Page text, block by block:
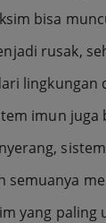
bisa
rusak,
lingkungan
imun
semuanya
yang